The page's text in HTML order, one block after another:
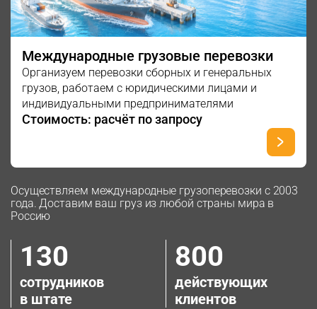
Международные грузовые перевозки
Организуем перевозки сборных и генеральных
грузов, работаем с юридическими лицами и
индивидуальными предпринимателями
Стоимость: расчёт по запросу
Осуществляем международные грузоперевозки с 2003
года. Доставим ваш груз из любой страны мира в
Россию
130
сотрудников
в штате
800
действующих
клиентов